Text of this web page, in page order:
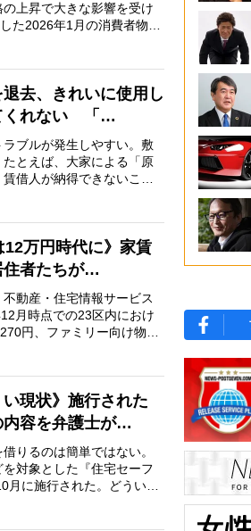
上昇で大きな影響を受け
た2026年1月の消費者物価
去、きれいに使用し
くれない 「…
ブルが発生しやすい。敷
とえば、大家による「原
借人が納得できないこと
12万円時代に》家賃
住者たちが…
動産・住宅情報サービス
月時点での23区内におけ
円、ファミリー向け物件
い現状》施行された
内容を弁護士が…
りるのは簡単ではない。
対象とした『住宅セーフ
に施行された。どういっ